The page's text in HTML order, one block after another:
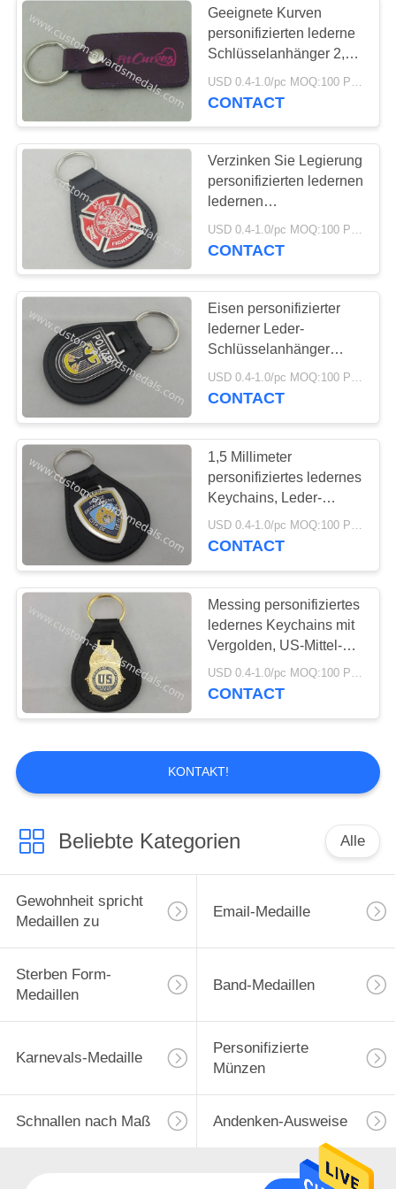
Weicher Email Pin
Personalisierte
Erkennungsmarke
53
Personalisierte Tie-
Bar
45
Fördernde
Abzugsleinen
65
PVC-
Küstenmotorschiff
49
Benutzerdefinierte
Geeignete Kurven
personifizierten lederne
Schlüsselanhänger 2,5
Millimeter mit
eingefügtem Stück
CONTACT
Verzinken Sie Legierung
personifizierten ledernen
ledernen
Schlüsselanhänger
Keychains/des
CONTACT
Eisen personifizierter
lederner Leder-
Schlüsselanhänger
Keychains und
Deutschlands Polizei
USD 0.4-1.0/pc MOQ:100 PC pro Entwurf
CONTACT
1,5 Millimeter
personifiziertes ledernes
Keychains, Leder-
Schlüsselanhänger der
Stadt-NY mit
USD 0.4-1.0/pc MOQ:100 PC pro Entwurf
CONTACT
Messing personifiziertes
ledernes Keychains mit
Vergolden, US-Mittel-
Leder-
Schlüsselanhänger
USD 0.4-1.0/pc MOQ:100 PC pro Entwurf
CONTACT
KONTAKT!
Beliebte Kategorien Alle
Gewohnheit spricht
Medaillen zu
Email-Medaille
Sterben Form-
Medaillen
Band-Medaillen
Karnevals-Medaille
Personifizierte
Münzen
Schnallen nach Maß Andenken-Ausweise